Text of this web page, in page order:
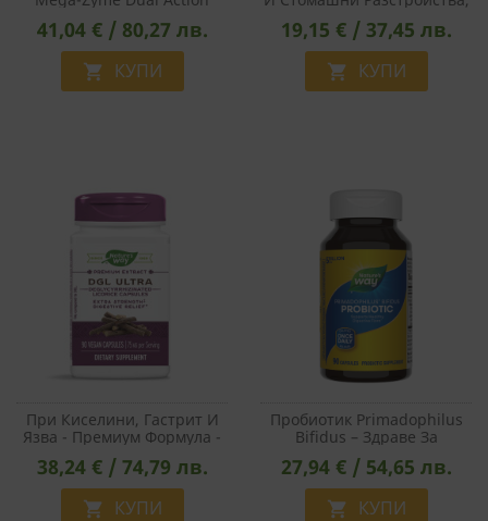
Enzymes, 100 Таблетки
41,04 € / 80,27 лв.
 КУПИ
100 Капсули
19,15 € / 37,45 лв.
 КУПИ
При Киселини, Гастрит И
Язва - Премиум Формула -
Деглициризиран Сладник /
Женско Биле DGL Ultra, 90
Капсули
38,24 € / 74,79 лв.
 КУПИ
Пробиотик Primadophilus
Bifidus – Здраве За
Дебелото Черво, 5 Млрд.
Активни Пробиотици, 90
Капсули, 90 Дози
27,94 € / 54,65 лв.
 КУПИ
СТАТИСТИЧЕСКИ
МАРКЕТИНГOВИ